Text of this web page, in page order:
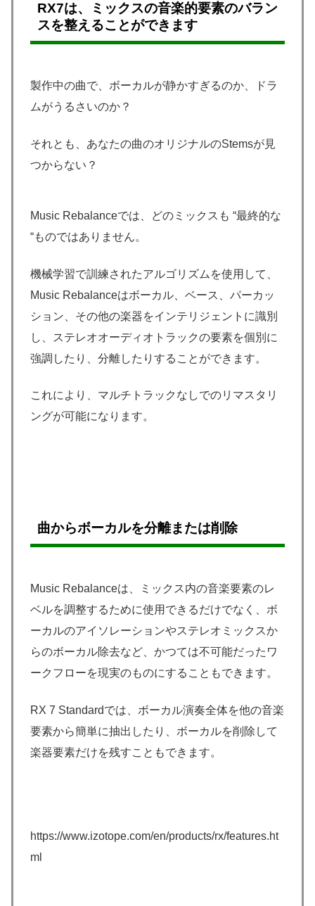
RX7は、ミックスの音楽的要素のバラン
スを整えることができます
製作中の曲で、ボーカルが静かすぎるのか、ドラ
ムがうるさいのか？
それとも、あなたの曲のオリジナルのStemsが見
つからない？
Music Rebalanceでは、どのミックスも “最終的な
“ものではありません。
機械学習で訓練されたアルゴリズムを使用して、
Music Rebalanceはボーカル、ベース、パーカッ
ション、その他の楽器をインテリジェントに識別
し、ステレオオーディオトラックの要素を個別に
強調したり、分離したりすることができます。
これにより、マルチトラックなしでのリマスタリ
ングが可能になります。
曲からボーカルを分離または削除
Music Rebalanceは、ミックス内の音楽要素のレ
ベルを調整するために使用できるだけでなく、ボ
ーカルのアイソレーションやステレオミックスか
らのボーカル除去など、かつては不可能だったワ
ークフローを現実のものにすることもできます。
RX 7 Standardでは、ボーカル演奏全体を他の音楽
要素から簡単に抽出したり、ボーカルを削除して
楽器要素だけを残すこともできます。
https://www.izotope.com/en/products/rx/features.ht
ml